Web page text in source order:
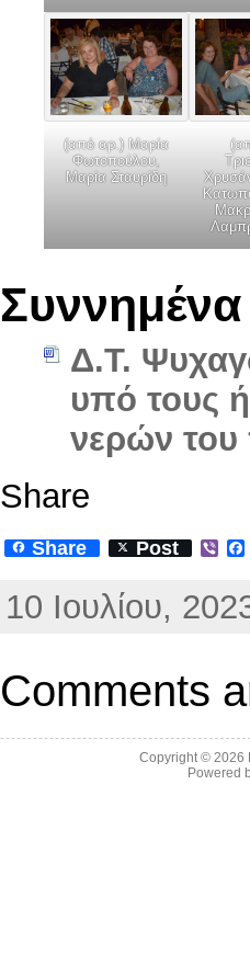
(από αρ.) Μαρία
Φωτοπούλου,
Μαρία Σταυρίδη
Συννημένα
Δ.Τ.
υπό τους
νερών του
Share
Share Post
V
e
r
10 Ιουλίου,
Comments
Copyright © 2026
Powered